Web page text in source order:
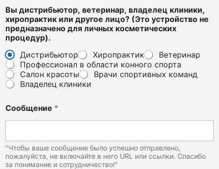
р
о
й
с
т
в
о
л
и
ц
?
Вы дистрибьютор, ветеринар, владелец клиники,
хиропрактик или другое лицо? (Это устройство не
предназначено для личных косметических
процедур).
Дистрибьютор
Хиропрактик
Ветеринар
Профессионал в области конного спорта
Салон красоты
Врачи спортивных команд
Владелец клиники
Сообщение *
"Чтобы ваше сообщение было успешно отправлено,
пожалуйста, не включайте в него URL или ссылки. Спасибо
за понимание и сотрудничество!"